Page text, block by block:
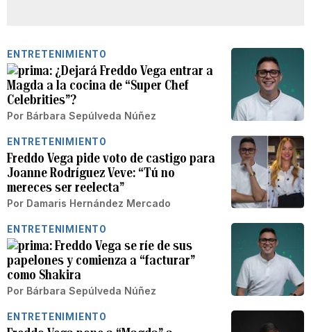
ENTRETENIMIENTO
¿Dejará Freddo Vega entrar a
Magda a la cocina de “Super Chef
Celebrities”?
Por Bárbara Sepúlveda Núñez
ENTRETENIMIENTO
Freddo Vega pide voto de castigo para
Joanne Rodríguez Veve: “Tú no
mereces ser reelecta”
Por Damaris Hernández Mercado
ENTRETENIMIENTO
Freddo Vega se ríe de sus
papelones y comienza a “facturar”
como Shakira
Por Bárbara Sepúlveda Núñez
ENTRETENIMIENTO